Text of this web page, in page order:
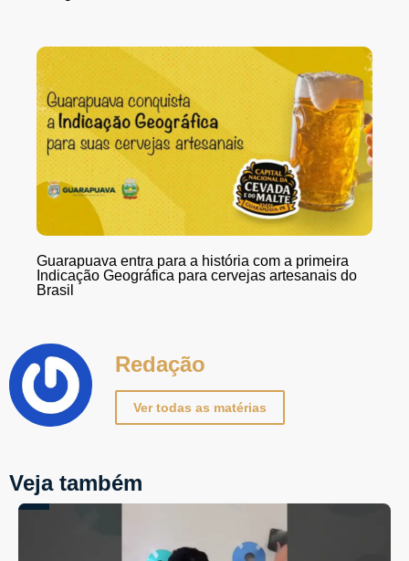
Guarapuava entra para a história com a primeira
Indicação Geográfica para cervejas artesanais do
Brasil
Redação
Ver todas as matérias
Veja também